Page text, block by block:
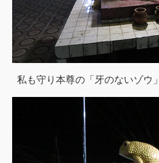
私も守り本尊の「牙のないゾウ